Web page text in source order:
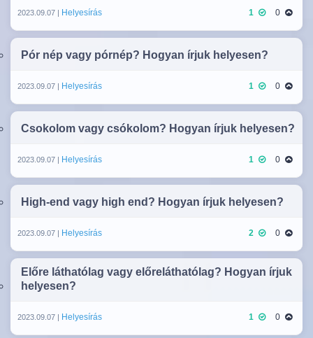
2023.09.07 | Helyesírás 1 0
Pór nép vagy pórnép? Hogyan írjuk helyesen?
2023.09.07 | Helyesírás 1 0
Csokolom vagy csókolom? Hogyan írjuk helyesen?
2023.09.07 | Helyesírás 1 0
High-end vagy high end? Hogyan írjuk helyesen?
2023.09.07 | Helyesírás 2 0
Előre láthatólag vagy előreláthatólag? Hogyan írjuk
helyesen?
2023.09.07 | Helyesírás 1 0